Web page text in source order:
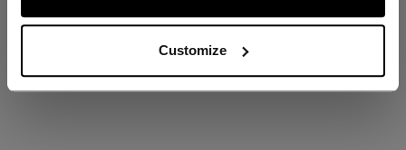
Customize